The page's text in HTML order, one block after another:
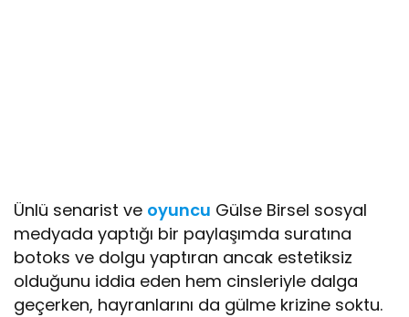
Ünlü senarist ve oyuncu Gülse Birsel sosyal
medyada yaptığı bir paylaşımda suratına
botoks ve dolgu yaptıran ancak estetiksiz
olduğunu iddia eden hem cinsleriyle dalga
geçerken, hayranlarını da gülme krizine soktu.